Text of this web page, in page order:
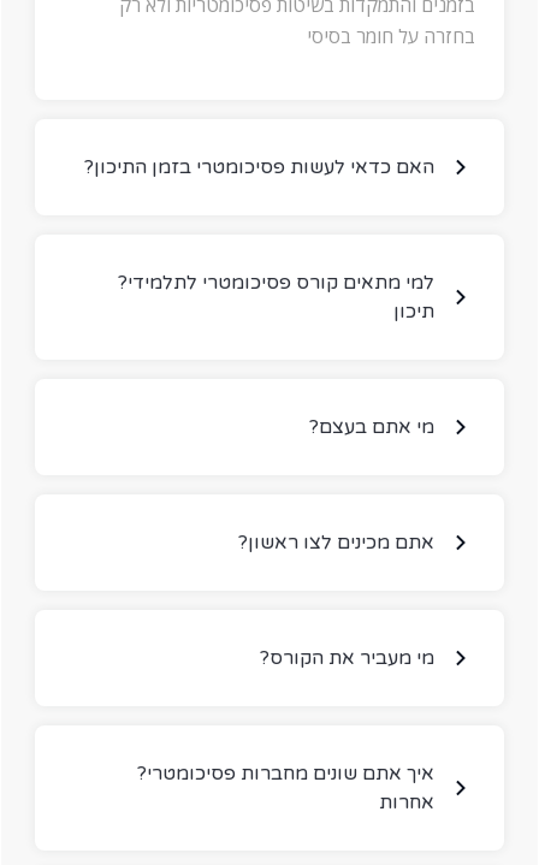
בחזרה על חומר בסיסי
?האם כדאי לעשות פסיכומטרי בזמן התיכון
?למי מתאים קורס פסיכומטרי לתלמידי
תיכון
?מי אתם בעצם
?אתם מכינים לצו ראשון
?מי מעביר את הקורס
?איך אתם שונים מחברות פסיכומטרי
אחרות